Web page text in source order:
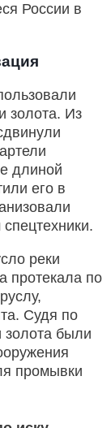
России в
золота. Из
длиной
его в
реки
протекала по
Судя по
золота были
промывки